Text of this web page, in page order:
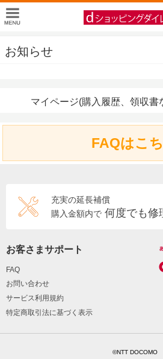
お知らせ
マイページ(購入履歴、領収書
FAQはこ
充実の延長補償
購入金額内で 何度でも修
お客さまサポート
FAQ
お問い合わせ
サービス利用規約
特定商取引法に基づく表示
©NTT DOCOMO